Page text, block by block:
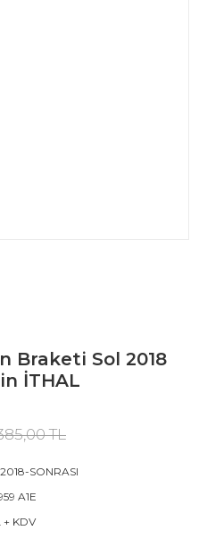
Braketi Sol 2018
İTHAL
TL
SONRASI
A1E
+ KDV